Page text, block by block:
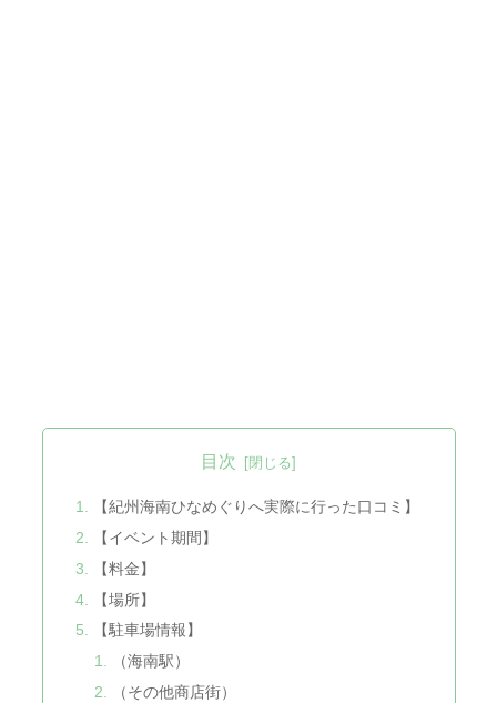
目次
【紀州海南ひなめぐりへ実際に行った口コミ】
【イベント期間】
【料金】
【場所】
【駐車場情報】
（海南駅）
（その他商店街）